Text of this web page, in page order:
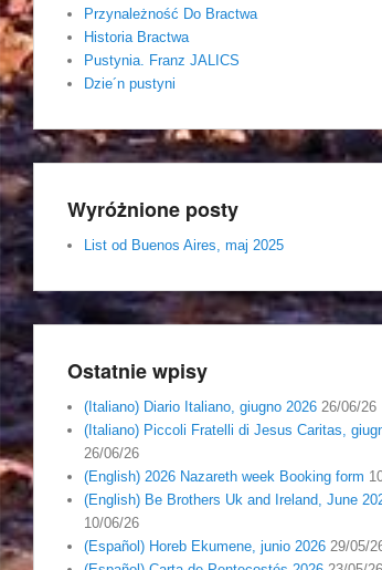
Przynależność Do Bractwa
Historia Bractwa
Pustynia. Franz JALICS
Dzie´n pustyni
Wyróżnione posty
List od Buenos Aires, maj 2025
Ostatnie wpisy
(Italiano) Diario Italiano, giugno 2026 26/06/26
(Italiano) Piccoli Fratelli di Jesus Caritas,
26/06/26
(English) 2026 Nazareth week Booking form
(English) Be Brothers Uk and Ireland, June
10/06/26
(Español) Horeb Ekumene, junio 2026 29/05/